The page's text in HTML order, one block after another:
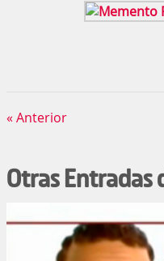
« Anterior
Otras Entradas